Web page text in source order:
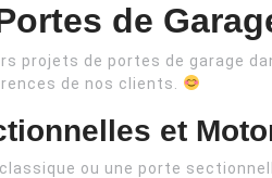
de
projets de portes de garage
de nos clients.
et
ou une porte